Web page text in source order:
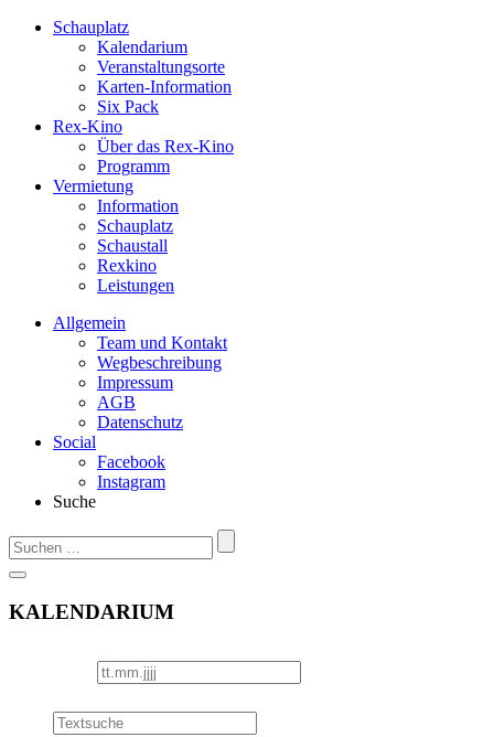
Schauplatz
Kalendarium
Veranstaltungsorte
Karten-Information
Six Pack
Rex-Kino
Über das Rex-Kino
Programm
Vermietung
Information
Schauplatz
Schaustall
Rexkino
Leistungen
Allgemein
Team und Kontakt
Wegbeschreibung
Impressum
AGB
Datenschutz
Social
Facebook
Instagram
Suche
Suchen
nach:
KALENDARIUM
Datum
Textsuche